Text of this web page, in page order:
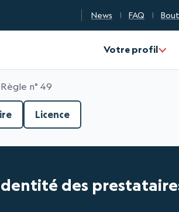
News FAQ
Votre profil
Règle n° 49
Licence
des